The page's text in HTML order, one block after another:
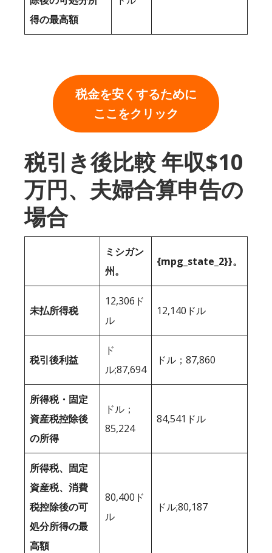
得の最高額
税金を安くするために
ここをクリック
税引き後比較 年収$10
万円、夫婦合算申告の
場合
ミシガン
州。
{mpg_state_2}}。
未払所得税
12,306ド
ル
12,140ドル
税引後利益
ド
ル;87,694
ドル；87,860
所得税・固定
資産税控除後
の所得
ドル；
85,224
84,541ドル
所得税、固定
資産税、消費
税控除後の可
処分所得の最
高額
80,400ド
ル
ドル;80,187